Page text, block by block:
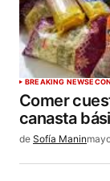
BREAKING NEWS
Comer
canasta
de Sofía Manin